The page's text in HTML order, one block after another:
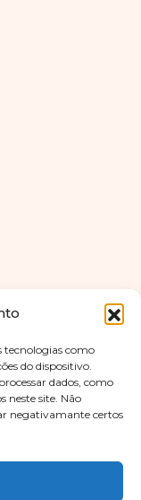
tecnologias como
do dispositivo.
dados, como
neste site. Não
negativamante certos